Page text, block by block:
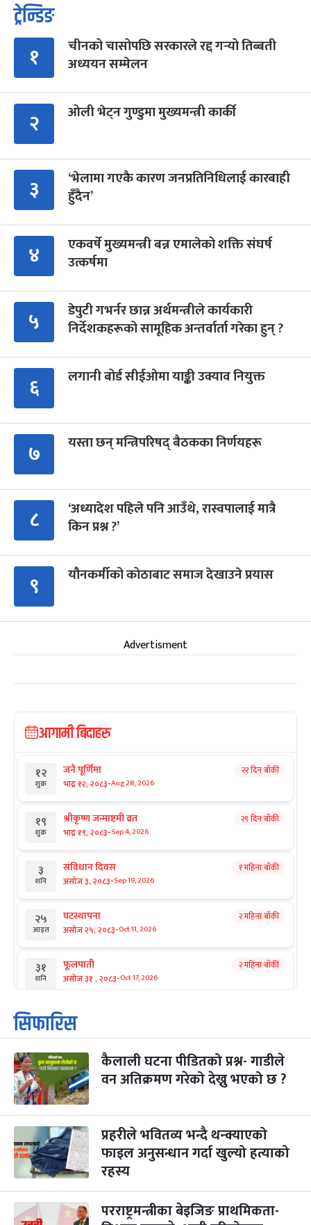
ट्रेन्डिङ
१
चीनको चासोपछि सरकारले रद्द गर्‍यो तिब्बती
अध्ययन सम्मेलन
२ ओली भेट्न गुण्डुमा मुख्यमन्त्री कार्की
३
‘भेलामा गएकै कारण जनप्रतिनिधिलाई कारबाही
हुँदैन’
४
एकवर्षे मुख्यमन्त्री बन्न एमालेको शक्ति संघर्ष
उत्कर्षमा
५
डेपुटी गभर्नर छान्न अर्थमन्त्रीले कार्यकारी
निर्देशकहरूको सामूहिक अन्तर्वार्ता गरेका हुन् ?
६ लगानी बोर्ड सीईओमा याङ्की उक्याव नियुक्त
७ यस्ता छन् मन्त्रिपरिषद् बैठकका निर्णयहरू
८
‘अध्यादेश पहिले पनि आउँथे, रास्वपालाई मात्रै
किन प्रश्न ?’
९ यौनकर्मीको कोठाबाट समाज देखाउने प्रयास
Advertisment
आगामी बिदाहरु
१२
शुक्र
जनै पूर्णिमा
भाद्र १२, २०८३-Aug 28, 2026
२२ दिन बाँकी
१९
शुक्र
श्रीकृष्ण जन्माष्टमी व्रत
भाद्र १९, २०८३-Sep 4, 2026
२९ दिन बाँकी
३
शनि
संविधान दिवस
असोज ३, २०८३-Sep 19, 2026
१ महिना बाँकी
२५
आइत
घटस्थापना
असोज २५, २०८३-Oct 11, 2026
२ महिना बाँकी
३१
शनि
फूलपाती
असोज ३१ , २०८३-Oct 17, 2026
२ महिना बाँकी
१
आइत
कार्तिक सङ्क्रान्ति
कार्तिक १, २०८३
३
मंगल
महानवमी
कार्तिक ३, २०८३- Oct 20, 2026
२ महिना बाँकी
४
बुध कार्तिक ४, २०८३ Oct 21, 2026
५
बिहि
पापा‌ङ्कुशा एकादशी व्रत
कार्तिक ५, २०८३-Oct 22, 2026
२ महिना बाँकी
२२
आइत
कुकुर तिहार
कार्तिक २२, २०८३ Nov 8, 2026
३ महिना बाँकी
सिफारिस
कैलाली घटना पीडितको प्रश्न- गाडीले
वन अतिक्रमण गरेको देख्नु भएको छ ?
प्रहरीले भवितव्य भन्दै थन्क्याएको
फाइल अनुसन्धान गर्दा खुल्यो हत्याको
रहस्य
परराष्ट्रमन्त्रीका बेइजिङ प्राथमिकता-